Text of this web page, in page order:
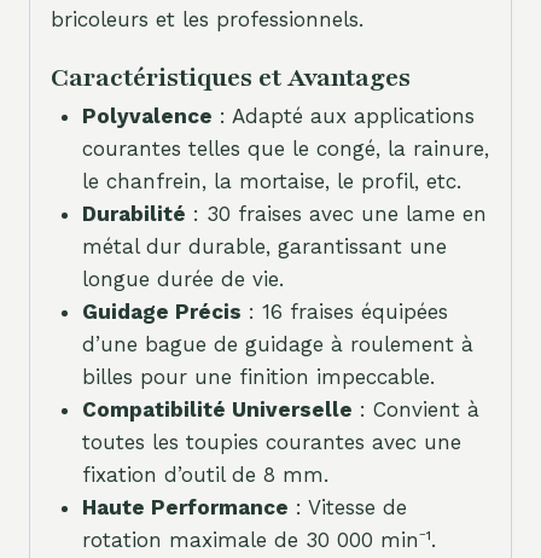
bricoleurs et les professionnels.
Caractéristiques et Avantages
Polyvalence : Adapté aux applications
courantes telles que le congé, la rainure,
le chanfrein, la mortaise, le profil, etc.
Durabilité : 30 fraises avec une lame en
métal dur durable, garantissant une
longue durée de vie.
Guidage Précis : 16 fraises équipées
d’une bague de guidage à roulement à
billes pour une finition impeccable.
Compatibilité Universelle : Convient à
toutes les toupies courantes avec une
fixation d’outil de 8 mm.
Haute Performance : Vitesse de
rotation maximale de 30 000 min⁻¹.